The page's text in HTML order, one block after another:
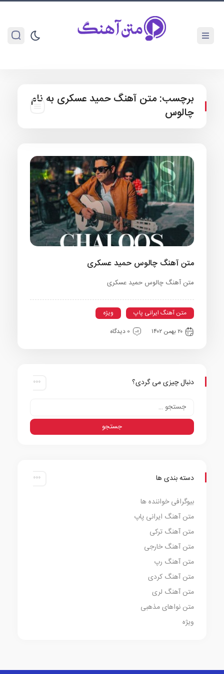
برچسب: متن آهنگ حمید عسکری به نام
چالوس
متن آهنگ چالوس حمید عسکری
متن آهنگ چالوس حمید عسکری
متن آهنگ ایرانی پاپ
ویژه
۲۰ بهمن ۱۴۰۲
0 دیدگاه
دنبال چیزی می گردی؟
دسته بندی ها
بیوگرافی خواننده ها
متن آهنگ ایرانی پاپ
متن آهنگ ترکی
متن آهنگ خارجی
متن آهنگ رپ
متن آهنگ کردی
متن آهنگ لری
متن نواهای مذهبی
ویژه